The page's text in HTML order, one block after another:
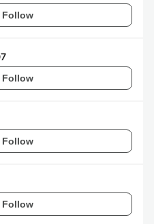
Follow
Follow
Follow
Follow